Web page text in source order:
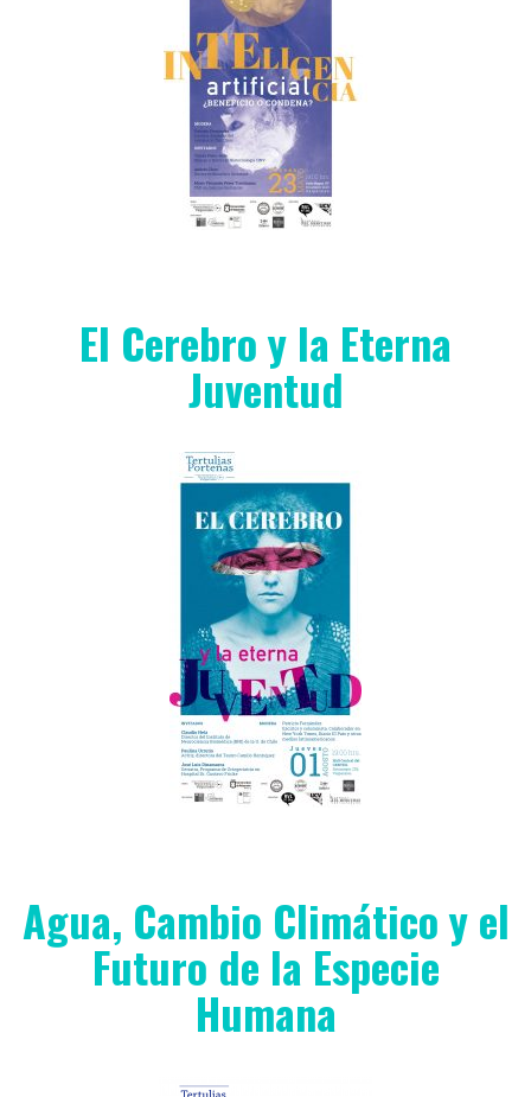
El Cerebro y la Eterna
Juventud
Agua, Cambio Climático y el
Futuro de la Especie
Humana